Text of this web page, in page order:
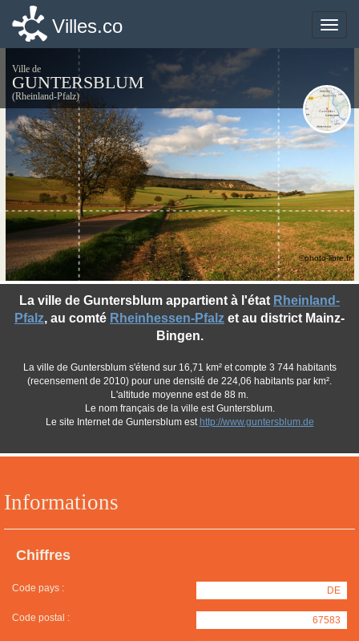
Toggle
Villes.co
Ville de
GUNTERSBLUM
(Rheinland-Pfalz)
Informations
Chiffres
Code pays : DE
Code postal : 67583
La ville de Guntersblum appartient à l'état Rheinland-
Pfalz, au comté Rheinhessen-Pfalz et au district Mainz-
Bingen.
La ville de Guntersblum s'étend sur 16,71 km² et compte 3 744 habitants
(recensement de 2010) pour une densité de 224,06 habitants par km².
L'altitude moyenne est de 88 m.
Le nom français de la ville est Guntersblum.
Le site Internet de Guntersblum est http://www.guntersblum.de
©photo-libre.fr
Toggle
Villes.co